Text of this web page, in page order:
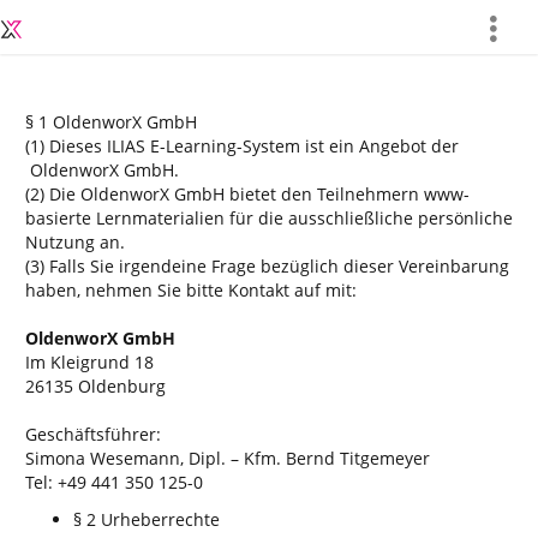
more
§ 1 OldenworX GmbH
(1) Dieses ILIAS E-Learning-System ist ein Angebot der
OldenworX GmbH.
(2) Die OldenworX GmbH bietet den Teilnehmern www-
basierte Lernmaterialien für die ausschließliche persönliche
Nutzung an.
(3) Falls Sie irgendeine Frage bezüglich dieser Vereinbarung
haben, nehmen Sie bitte Kontakt auf mit:
OldenworX GmbH
Im Kleigrund 18
26135 Oldenburg
Geschäftsführer:
Simona Wesemann, Dipl. – Kfm. Bernd Titgemeyer
Tel: +49 441 350 125-0
§ 2 Urheberrechte